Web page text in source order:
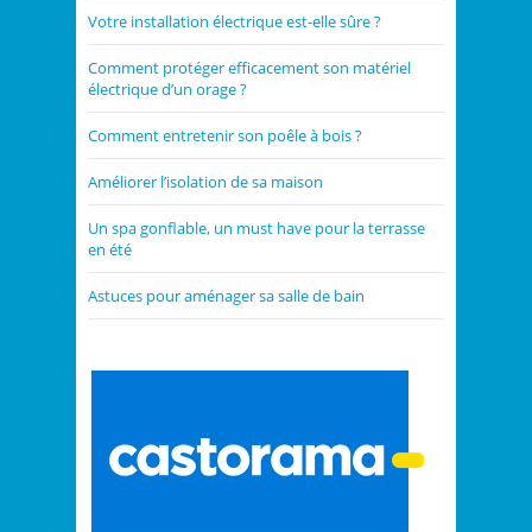
Votre installation électrique est-elle sûre ?
Comment protéger efficacement son matériel
électrique d’un orage ?
Comment entretenir son poêle à bois ?
Améliorer l’isolation de sa maison
Un spa gonflable, un must have pour la terrasse
en été
Astuces pour aménager sa salle de bain